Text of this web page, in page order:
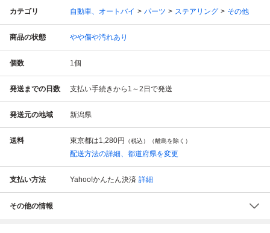
カテゴリ 自動車、オートバイ パーツ ステアリング その他
商品の状態 やや傷や汚れあり
個数 1個
発送までの日数 支払い手続きから1～2日で発送
発送元の地域 新潟県
送料 東京都は1,280円 （税込）（離島を除く）
配送方法の詳細、都道府県を変更
支払い方法 Yahoo!かんたん決済 詳細
その他の情報